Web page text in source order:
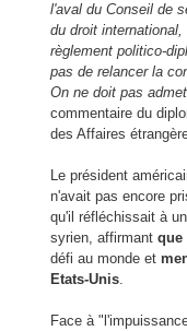
l'aval du Conseil de
du droit
règlement politico-
pas de relancer la
On ne doit pas
commentaire du
des Affaires
Le président
n'avait pas encore
qu'il réfléchissait à
syrien, affirmant que
défi au monde et
Etats-Unis.
Face à